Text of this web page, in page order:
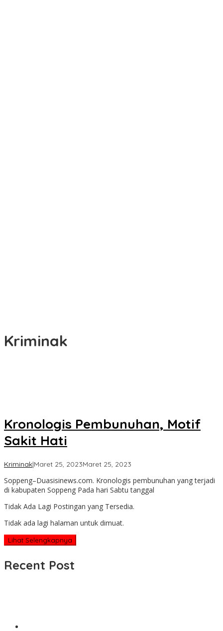
Kriminak
Kronologis Pembunuhan, Motif
Sakit Hati
Kriminak|Maret 25, 2023Maret 25, 2023
Soppeng–Duasisinews.com. Kronologis pembunuhan yang terjadi
di kabupaten Soppeng Pada hari Sabtu tanggal
Tidak Ada Lagi Postingan yang Tersedia.
Tidak ada lagi halaman untuk dimuat.
Lihat Selengkapnya
Recent Post